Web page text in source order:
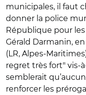
municipales, il faut
donner la police
République pour
Gérald Darmanin,
(LR, Alpes-
regret très fort" vis-
semblerait
renforcer les